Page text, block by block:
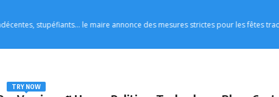
stupéfiants… le maire annonce des mesures strictes pour les fêtes
TRY NOW